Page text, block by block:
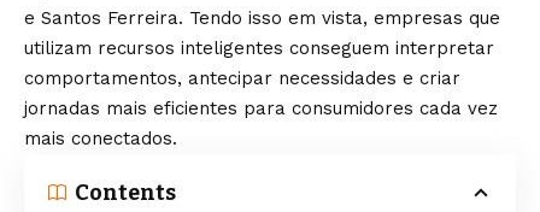
e Santos Ferreira. Tendo isso em vista, empresas que
utilizam recursos inteligentes conseguem interpretar
comportamentos, antecipar necessidades e criar
jornadas mais eficientes para consumidores cada vez
mais conectados.
Contents